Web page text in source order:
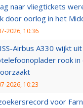
naar vliegtickets
door oorlog in het
2026, 10:36
Airbus A330 wijkt
rook in
2026, 10:23
voor